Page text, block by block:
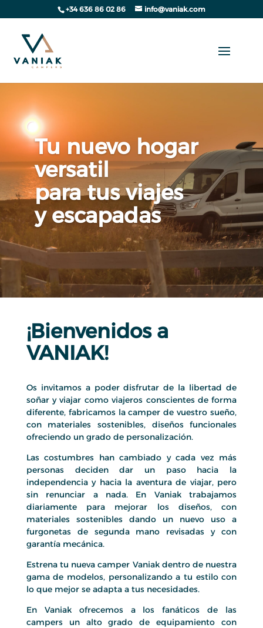
+34 636 86 02 86 info@vaniak.com
Tu nuevo hogar
versatil
para tus viajes
y escapadas
¡Bienvenidos a
VANIAK!
Os invitamos a poder disfrutar de la libertad de
soñar y viajar como viajeros conscientes de forma
diferente, fabricamos la camper de vuestro sueño,
con materiales sostenibles, diseños funcionales
ofreciendo un grado de personalización.
Las costumbres han cambiado y cada vez más
personas deciden dar un paso hacia la
independencia y hacia la aventura de viajar, pero
sin renunciar a nada. En Vaniak trabajamos
diariamente para mejorar los diseños, con
materiales sostenibles dando un nuevo uso a
furgonetas de segunda mano revisadas y con
garantía mecánica.
Estrena tu nueva camper Vaniak dentro de nuestra
gama de modelos, personalizando a tu estilo con
lo que mejor se adapta a tus necesidades.
En Vaniak ofrecemos a los fanáticos de las
campers un alto grado de equipamiento con